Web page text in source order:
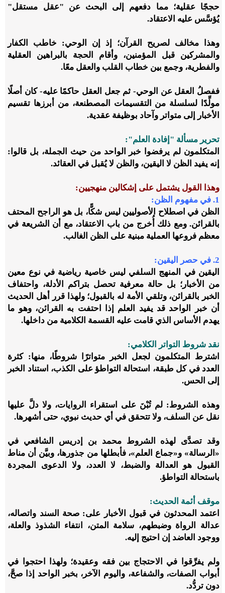
حججًا عقلية؛ مما دفعهم إلى البحث عن "عقل مستقل"
يُؤسَّس عليه الاعتقاد.
وهذا مخالف لصريح القرآن؛ إذ إن الوحي: خاطب الكفار
والمشركين قبل المؤمنين، وأقام الحجة بالبراهين العقلية
والفطرية، وجمع بين خطاب القلب والعقل معًا.
ففصلُ العقل عن الوحي- ثم جعل العقل حاكمًا عليه- كان أصلًا
مولِّدًا لسلسلة من التقسيمات المصطنعة، من أبرزها تقسيم
الأخبار إلى متواتر وآحاد بوظيفة عقدية.
تحرير مسألة "إفادة العلم":
المتكلمون لم يرفضوا خبر الواحد من حيث الجملة، بل قالوا:
إنه يفيد الظن لا اليقين، والظن لا يُقبل في العقائد.
وهذا القول يشتمل على إشكالين منهجيين:
1. في مفهوم الظن:
الظن في اصطلاح الأصوليين ليس شكًّا، بل هو الراجح المحتف
بالقرائن. ومع ذلك أُخرج من باب الاعتقاد، مع أن الشريعة في
معظم فروعها العملية مبنية على الظن الغالب.
2. في حصر اليقين:
اليقين في المنهج السلفي ليس خاصية رياضية في نوع معين
من الأخبار؛ بل حالة معرفية تحصل بتراكم الأدلة، واحتفاف
الخبر بالقرائن، وتلقي الأمة له بالقبول؛ ولهذا قرر أهل الحديث
أن خبر الواحد قد يفيد العلم إذا احتفت به القرائن، وهو ما
يهدم الأساس الذي قامت عليه القسمة الكلامية من داخلها.
نقد شروط التواتر الكلامي:
اشترط المتكلمون لجعل الخبر متواترًا شروطًا، منها: كثرة
العدد في كل طبقة، استحالة التواطؤ على الكذب، استناد الخبر
إلى الحس.
وهذه الشروط: لم تُبْنَ على استقراء الروايات، ولا دلَّ عليها
نقل عن السلف، ولا تتحقق في أي حديث نبوي، حتى أشهرها.
وقد تصدَّى لهذه الشروط محمد بن إدريس الشافعي في
«الرسالة» و«جماع العلم»، فأبطلها من جذورها، وبيَّن أن مناط
القبول هو العدالة والضبط، لا العدد، ولا الدعوى المجردة
باستحالة التواطؤ.
موقف أئمة الحديث:
اعتمد المحدثون في قبول الأخبار على: صحة السند واتصاله،
عدالة الرواة وضبطهم، سلامة المتن، انتفاء الشذوذ والعلة،
ووجود العاضد إن احتيج إليه.
ولم يفرِّقوا في الاحتجاج بين فقه وعقيدة؛ ولهذا احتجوا في
أبواب الصفات، والشفاعة، واليوم الآخر، بخبر الواحد إذا صحَّ،
دون تردُّد.